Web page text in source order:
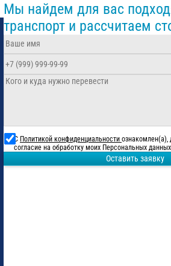
Мы найдем для вас
транспорт и рассчитаем
С Политикой конфиденциальности ознакомлен(а),
согласие на обработку моих Персональных данных
Оставить заявку